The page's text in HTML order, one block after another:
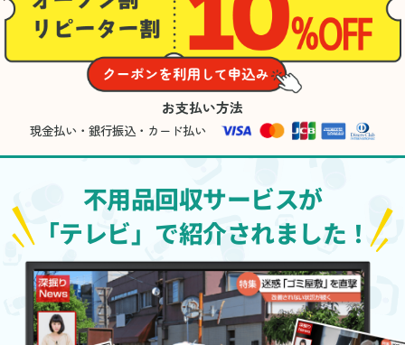
お支払い方法
現金払い・銀行振込・カード払い
不用品回収サービスが
「テレビ」で紹介されました！